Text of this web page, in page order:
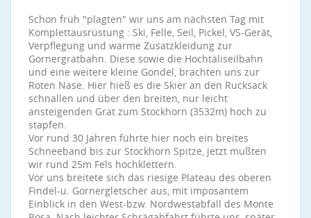
Schon früh "plagten" wir uns am nächsten Tag mit
Komplettausrüstung : Ski, Felle, Seil, Pickel, VS-Gerät,
Verpflegung und warme Zusatzkleidung zur
Gornergratbahn. Diese sowie die Hochtäliseilbahn
und eine weitere kleine Gondel, brachten uns zur
Roten Nase. Hier hieß es die Skier an den Rucksack
schnallen und über den breiten, nur leicht
ansteigenden Grat zum Stockhorn (3532m) hoch zu
stapfen.
Vor rund 30 Jahren führte hier noch ein breites
Schneeband bis zur Stockhorn Spitze, jetzt mußten
wir rund 25m Fels hochklettern.
Vor uns breitete sich das riesige Plateau des oberen
Findel-u. Gornergletscher aus, mit imposantem
Einblick in den West-bzw. Nordwestabfall des Monte